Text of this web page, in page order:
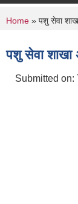
You are
Home » पशु सेवा
पशु सेवा शाखा
Submitted on: